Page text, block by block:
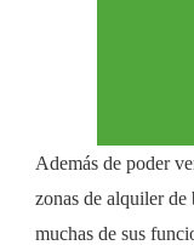
Además de poder
zonas de alquiler de
muchas de sus